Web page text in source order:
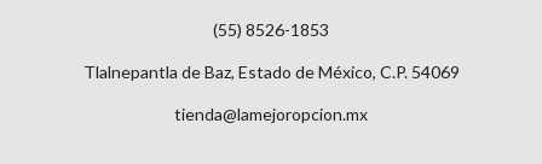
(55) 8526-1853
Tlalnepantla de Baz, Estado de México, C.P. 54069
tienda@lamejoropcion.mx